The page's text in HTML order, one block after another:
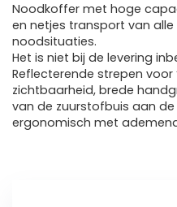
Noodkoffer met hoge
en netjes transport van
noodsituaties.
Het is niet bij de levering
Reflecterende strepen
zichtbaarheid, brede
van de zuurstofbuis aan
ergonomisch met